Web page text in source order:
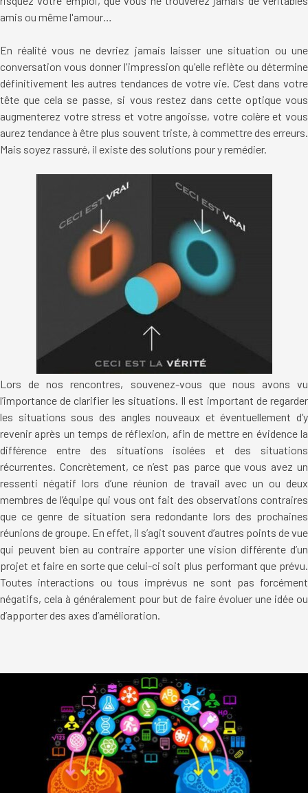
amis ou même l'amour…
En réalité vous ne devriez jamais laisser une situation ou une
conversation vous donner l'impression qu'elle reflète ou détermine
définitivement les autres tendances de votre vie. C’est dans votre
tête que cela se passe, si vous restez dans cette optique vous
augmenterez votre stress et votre angoisse, votre colère et vous
aurez tendance à être plus souvent triste, à commettre des erreurs.
Mais soyez rassuré, il existe des solutions pour y remédier.
Lors de nos rencontres, souvenez-vous que nous avons vu
l’importance de clarifier les situations. Il est important de regarder
les situations sous des angles nouveaux et éventuellement d’y
revenir après un temps de réflexion, afin de mettre en évidence la
différence entre des situations isolées et des situations
récurrentes. Concrètement, ce n’est pas parce que vous avez un
ressenti négatif lors d’une réunion de travail avec un ou deux
membres de l’équipe qui vous ont fait des observations contraires
que ce genre de situation sera redondante lors des prochaines
réunions de groupe. En effet, il s’agit souvent d’autres points de vue
qui peuvent bien au contraire apporter une vision différente d’un
projet et faire en sorte que celui-ci soit plus performant que prévu.
Toutes interactions ou tous imprévus ne sont pas forcément
négatifs, cela à généralement pour but de faire évoluer une idée ou
d’apporter des axes d’amélioration.